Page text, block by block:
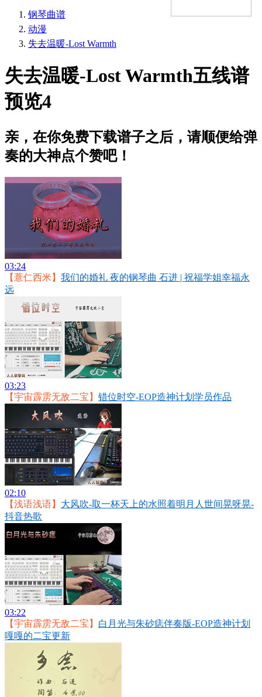
钢琴曲谱
动漫
失去温暖-Lost Warmth
失去温暖-Lost Warmth五线谱
预览4
亲，在你免费下载谱子之后，请顺便给弹
奏的大神点个赞吧！
03:24
【薏仁西米】 我们的婚礼 夜的钢琴曲 石进 | 祝福学姐幸福永
远
03:23
【宇宙霹雳无敌二宝】 错位时空-EOP造神计划学员作品
02:10
【浅语浅语】 大风吹-取一杯天上的水照着明月人世间晃呀晃-
抖音热歌
03:22
【宇宙霹雳无敌二宝】 白月光与朱砂痣伴奏版-EOP造神计划
嘎嘎的二宝更新